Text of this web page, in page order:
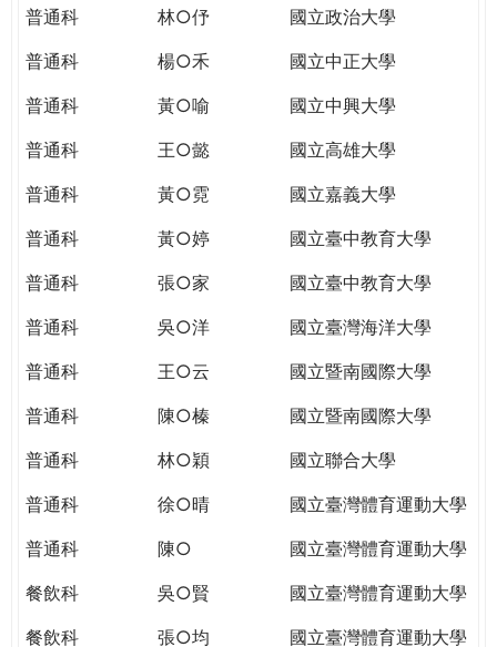
WAGOR
TODAY
THE
WORLD
PUTTING
YOU
THE
CITIZENSHIP
普通科
林○伃
國立政治大學
普通科
楊○禾
國立中正大學
普通科
黃○喻
國立中興大學
普通科
王○懿
國立高雄大學
普通科
黃○霓
國立嘉義大學
普通科
黃○婷
國立臺中教育大學
普通科
張○家
國立臺中教育大學
普通科
吳○洋
國立臺灣海洋大學
普通科
王○云
國立暨南國際大學
普通科
陳○榛
國立暨南國際大學
普通科
林○穎
國立聯合大學
普通科
徐○晴
國立臺灣體育運動大學
普通科
陳○
國立臺灣體育運動大學
餐飲科
吳○賢
國立臺灣體育運動大學
餐飲科
張○均
國立臺灣體育運動大學